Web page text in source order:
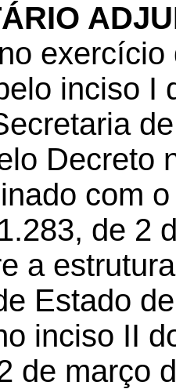
inciso I
Decreto
com
de 2
a
Estado
inciso II
de março